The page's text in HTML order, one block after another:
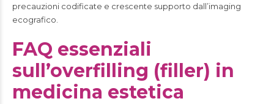
precauzioni codificate e crescente supporto dall’imaging
ecografico.
FAQ essenziali
sull’overfilling (filler) in
medicina estetica